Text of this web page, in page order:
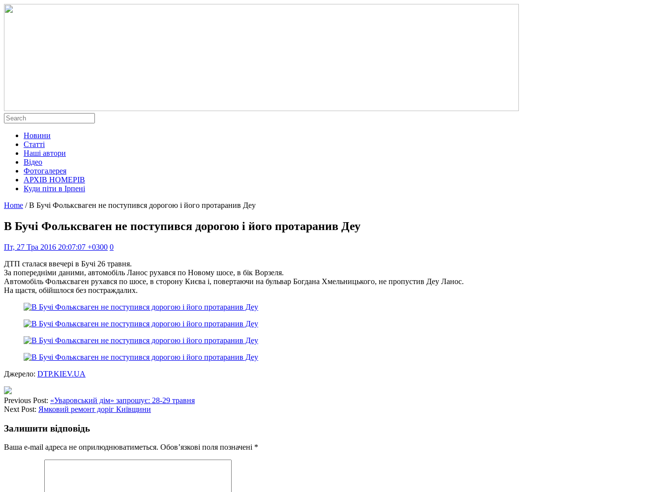
Новини
Статті
Наші автори
Відео
Фотогалерея
АРХІВ НОМЕРІВ
Куди піти в Ірпені
Home / В Бучі Фольксваген не поступився дорогою і його протаранив Деу
В Бучі Фольксваген не поступився дорогою і його протаранив Деу
Пт, 27 Тра 2016 20:07:07 +0300 0
ДТП сталася ввечері в Бучі 26 травня.
За попередніми даними, автомобіль Ланос рухався по Новому шосе, в бік Ворзеля.
Автомобіль Фольксваген рухався по шосе, в сторону Києва і, повертаючи на бульвар Богдана Хмельницького, не пропустив Деу Ланос.
На щастя, обійшлося без постраждалих.
Джерело: DTP.KIEV.UA
Previous Post: «Уваровський дім» запрошує: 28-29 травня
Next Post: Ямковий ремонт доріг Київщини
Залишити відповідь
Ваша e-mail адреса не оприлюднюватиметься. Обов’язкові поля позначені *